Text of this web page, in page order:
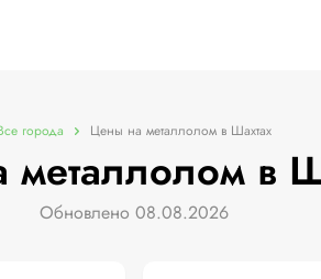
города Цены на металлолом в Шахтах
в
Обновлено 08.08.2026